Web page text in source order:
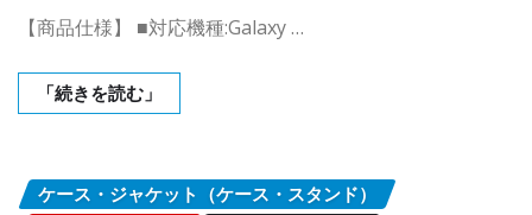
【商品仕様】 ■対応機種:Galaxy …
「続きを読む」
ケース・ジャケット（ケース・スタンド）